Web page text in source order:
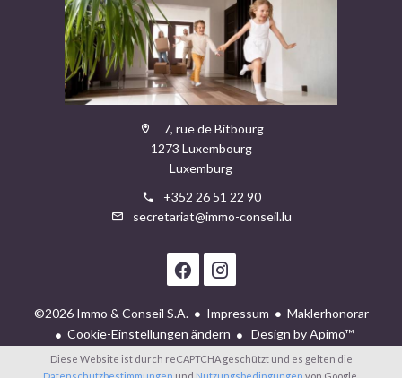
7, rue de Bitbourg
1273 Luxembourg
Luxemburg
+352 26 51 22 90
secretariat@immo-conseil.lu
©2026 Immo & Conseil S.A. Impressum
Maklerhonorar
Cookie-Einstellungen ändern
Design byApimo™
Diese Website ist durch reCAPTCHA geschützt und es gelten die
Datenschutzbestimmungen und Nutzungsbedingungen von Google.